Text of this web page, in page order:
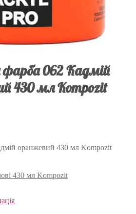
062 Кадмій
430 мл Kompozit
оранжевий 430 мл Kompozit
430 мл Kompozit